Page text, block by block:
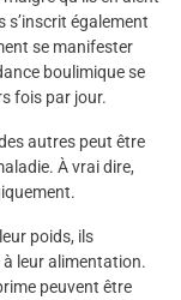
s’inscrit également
se manifester
boulimique se
fois par jour.
autres peut être
À vrai dire,
poids, ils
leur alimentation.
peuvent être